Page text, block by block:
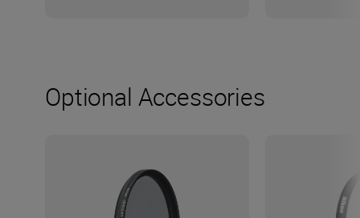
Optional Accessories